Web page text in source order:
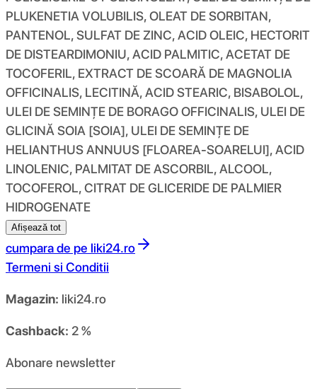
PLUKENETIA VOLUBILIS, OLEAT DE SORBITAN,
PANTENOL, SULFAT DE ZINC, ACID OLEIC, HECTORIT
DE DISTEARDIMONIU, ACID PALMITIC, ACETAT DE
TOCOFERIL, EXTRACT DE SCOARĂ DE MAGNOLIA
OFFICINALIS, LECITINĂ, ACID STEARIC, BISABOLOL,
ULEI DE SEMINȚE DE BORAGO OFFICINALIS, ULEI DE
GLICINĂ SOIA [SOIA], ULEI DE SEMINȚE DE
HELIANTHUS ANNUUS [FLOAREA-SOARELUI], ACID
LINOLENIC, PALMITAT DE ASCORBIL, ALCOOL,
TOCOFEROL, CITRAT DE GLICERIDE DE PALMIER
HIDROGENATE
Afișează tot
cumpara de pe liki24.ro
Termeni si Conditii
Magazin: liki24.ro
Cashback: 2 %
Abonare newsletter